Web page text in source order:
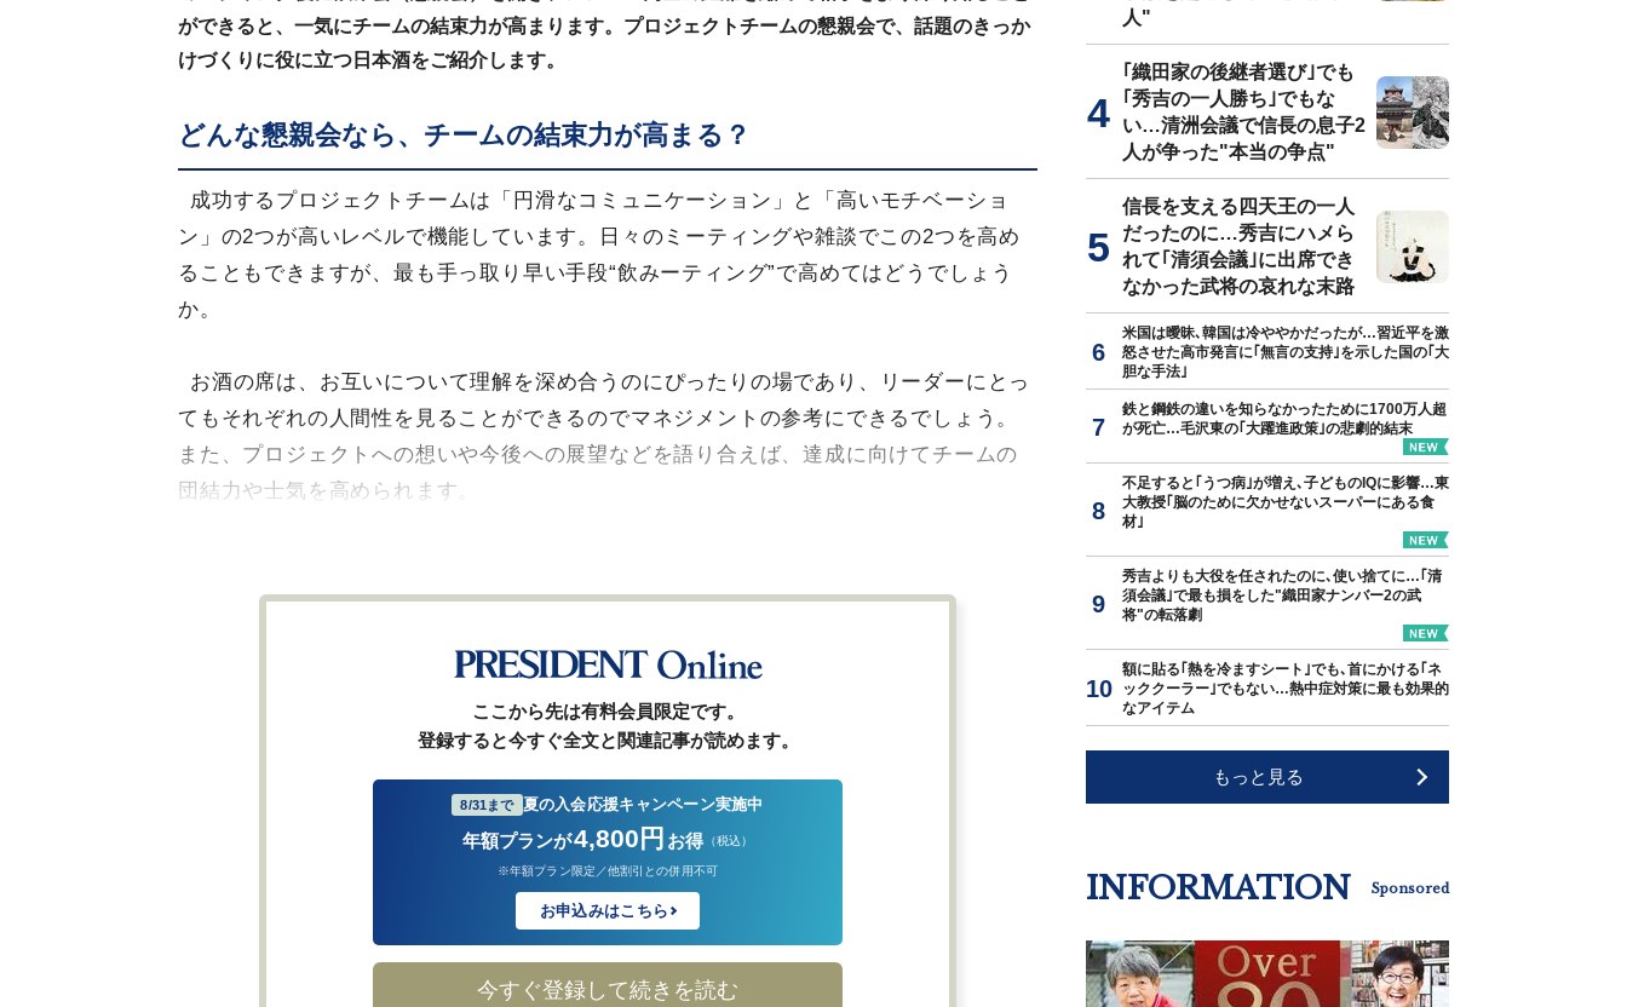
ができると、一気にチームの結束力が高まります。プロジェクトチームの懇親会で、話題のきっか
けづくりに役に立つ日本酒をご紹介します。
どんな懇親会なら、チームの結束力が高まる？
成功するプロジェクトチームは「円滑なコミュニケーション」と「高いモチベーショ
ン」の2つが高いレベルで機能しています。日々のミーティングや雑談でこの2つを高め
ることもできますが、最も手っ取り早い手段“飲みーティング”で高めてはどうでしょう
か。
お酒の席は、お互いについて理解を深め合うのにぴったりの場であり、リーダーにとっ
てもそれぞれの人間性を見ることができるのでマネジメントの参考にできるでしょう。
また、プロジェクトへの想いや今後への展望などを語り合えば、達成に向けてチームの
団結力や士気を高められます。
ここから先は有料会員限定です。
登録すると今すぐ全文と関連記事が読めます。
8/31まで 夏の入会応援キャンペーン実施中
年額プランが4,800円 お得 （税込）
※年額プラン限定／他割引との併用不可
お申込みはこちら
今すぐ登録して続きを読む
人"
｢織田家の後継者選び｣でも
｢秀吉の一人勝ち｣でもな
い…清洲会議で信長の息子2
人が争った"本当の争点"
信長を支える四天王の一人
だったのに…秀吉にハメら
れて｢清須会議｣に出席でき
なかった武将の哀れな末路
米国は曖昧､韓国は冷ややかだったが…習近平を激
怒させた高市発言に｢無言の支持｣を示した国の｢大
胆な手法｣
鉄と鋼鉄の違いを知らなかったために1700万人超
が死亡…毛沢東の｢大躍進政策｣の悲劇的結末
不足すると｢うつ病｣が増え､子どものIQに影響…東
大教授｢脳のために欠かせないスーパーにある食
材｣
秀吉よりも大役を任されたのに､使い捨てに…｢清
須会議｣で最も損をした"織田家ナンバー2の武
将"の転落劇
額に貼る｢熱を冷ますシート｣でも､首にかける｢ネ
ッククーラー｣でもない…熱中症対策に最も効果的
なアイテム
もっと見る
INFORMATION Sponsored